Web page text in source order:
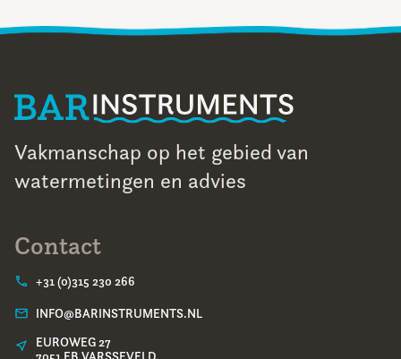
Vakmanschap op het gebied van
watermetingen en advies
Contact
+31 (0)315 230 266
INFO@BARINSTRUMENTS.NL
EUROWEG 27